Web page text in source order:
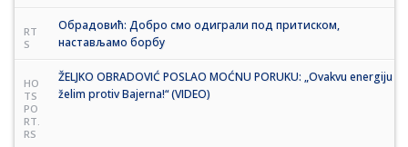
RT
S
Обрадовић: Добро смо одиграли под притиском,
настављамо борбу
HO
TS
PO
RT.
RS
ŽELJKO OBRADOVIĆ POSLAO MOĆNU PORUKU: „Ovakvu energiju
želim protiv Bajerna!“ (VIDEO)